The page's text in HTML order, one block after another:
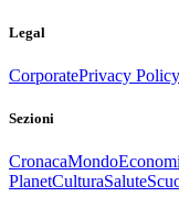
Legal
CorporatePrivacy Policy
Sezioni
CronacaMondo
PlanetCulturaSalute